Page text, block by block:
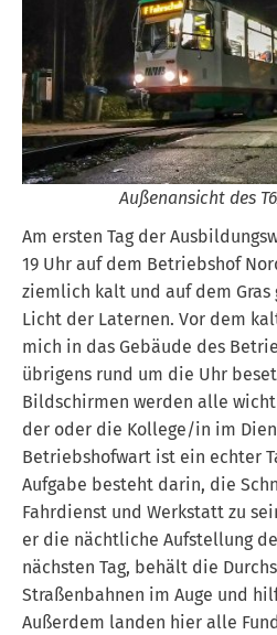
Außenansicht des
Am ersten Tag der
19 Uhr auf dem Betriebshof
ziemlich kalt und auf dem
Licht der Laternen. Vor dem
mich in das Gebäude des
übrigens rund um die Uhr
Bildschirmen werden alle
der oder die Kollege/in im
Betriebshofwart ist ein echter
Aufgabe besteht darin, die
Fahrdienst und Werkstatt zu
er die nächtliche Aufstellung
nächsten Tag, behält die
Straßenbahnen im Auge und
Außerdem landen hier alle